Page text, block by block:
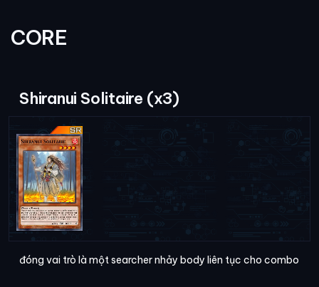
CORE
Shiranui Solitaire (x3)
đóng vai trò là một searcher nhảy body liên tục cho combo